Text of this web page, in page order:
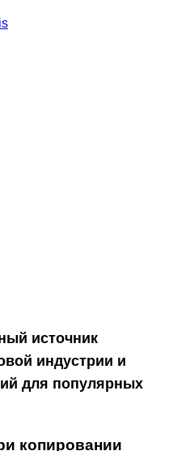
источник
индустрии и
для популярных
копировании